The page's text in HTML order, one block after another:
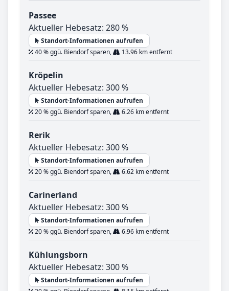
Passee
Aktueller Hebesatz: 280 %
Standort-Informationen aufrufen
40 % ggü. Biendorf sparen,
13.96 km entfernt
Kröpelin
Aktueller Hebesatz: 300 %
Standort-Informationen aufrufen
20 % ggü. Biendorf sparen,
6.26 km entfernt
Rerik
Aktueller Hebesatz: 300 %
Standort-Informationen aufrufen
20 % ggü. Biendorf sparen,
6.62 km entfernt
Carinerland
Aktueller Hebesatz: 300 %
Standort-Informationen aufrufen
20 % ggü. Biendorf sparen,
6.96 km entfernt
Kühlungsborn
Aktueller Hebesatz: 300 %
Standort-Informationen aufrufen